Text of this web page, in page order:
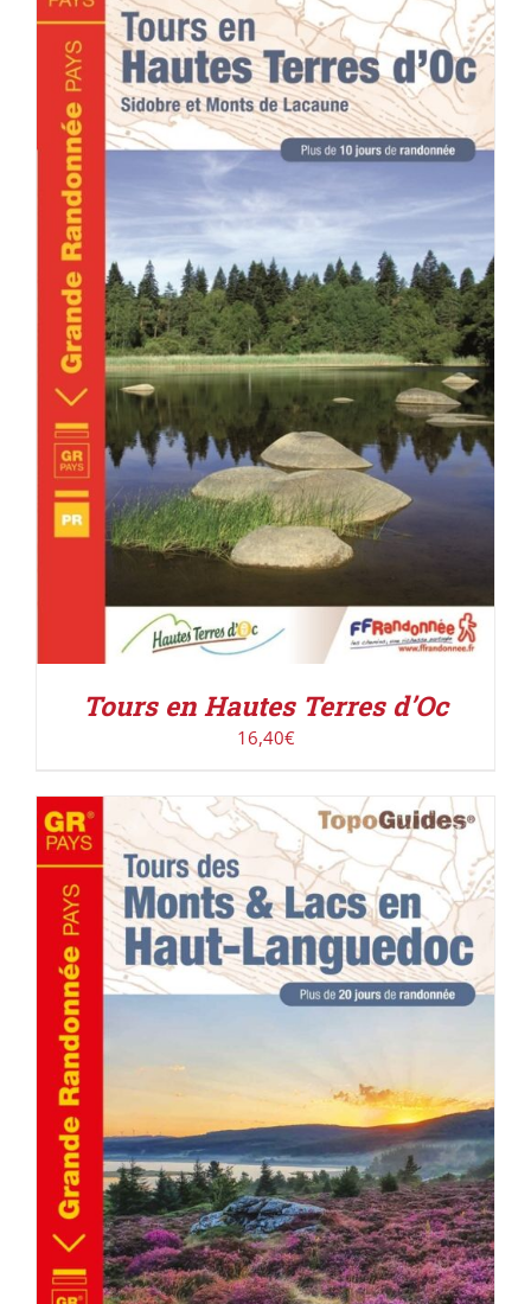
ACHETER LE PRODUIT / DÉTAILS
Tours en Hautes Terres d’Oc
16,40€
AJOUTER AU PANIER / DÉTAILS